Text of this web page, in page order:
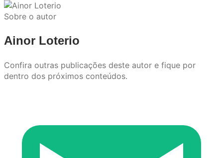
Sobre o autor
Ainor Loterio
Confira outras publicações deste autor e fique por
dentro dos próximos conteúdos.